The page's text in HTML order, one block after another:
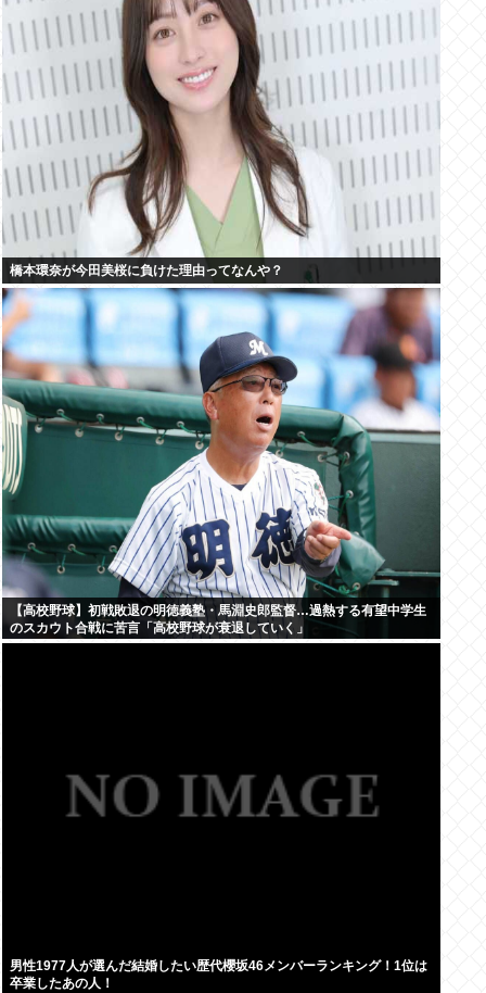
橋本環奈が今田美桜に負けた理由ってなんや？
【高校野球】初戦敗退の明徳義塾・馬淵史郎監督…過熱する有望中学生
のスカウト合戦に苦言「高校野球が衰退していく」
男性1977人が選んだ結婚したい歴代櫻坂46メンバーランキング！1位は
卒業したあの人！